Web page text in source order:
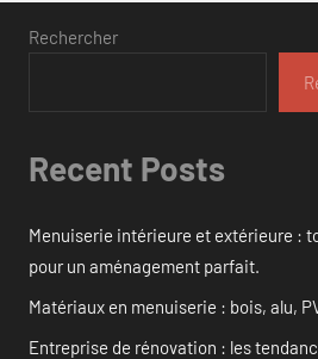
Rechercher
Recent Posts
Menuiserie intérieure et extérieure :
pour un aménagement parfait.
Matériaux en menuiserie : bois, alu,
Entreprise de rénovation : les